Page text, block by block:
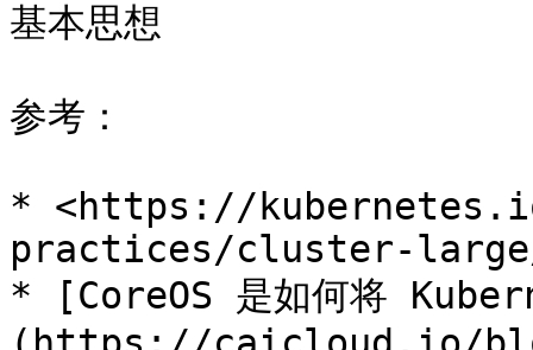
基本思想
参考：
* <https://
practices/cluster-
* [CoreOS 是如何将